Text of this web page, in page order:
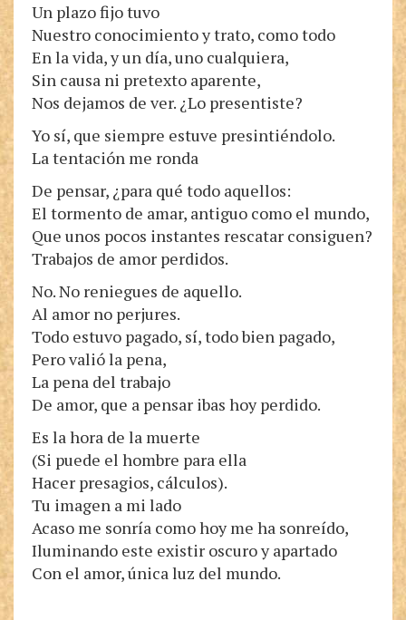
Un plazo fijo tuvo
Nuestro conocimiento y trato, como todo
En la vida, y un día, uno cualquiera,
Sin causa ni pretexto aparente,
Nos dejamos de ver. ¿Lo presentiste?
Yo sí, que siempre estuve presintiéndolo.
La tentación me ronda
De pensar, ¿para qué todo aquellos:
El tormento de amar, antiguo como el mundo,
Que unos pocos instantes rescatar consiguen?
Trabajos de amor perdidos.
No. No reniegues de aquello.
Al amor no perjures.
Todo estuvo pagado, sí, todo bien pagado,
Pero valió la pena,
La pena del trabajo
De amor, que a pensar ibas hoy perdido.
Es la hora de la muerte
(Si puede el hombre para ella
Hacer presagios, cálculos).
Tu imagen a mi lado
Acaso me sonría como hoy me ha sonreído,
Iluminando este existir oscuro y apartado
Con el amor, única luz del mundo.